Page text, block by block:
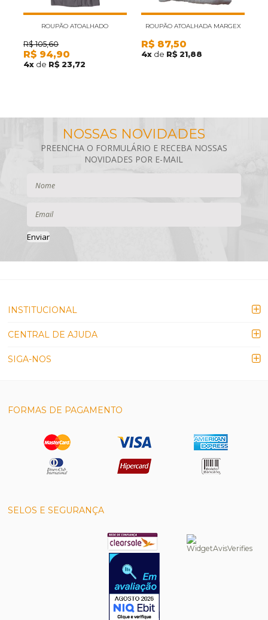
ROUPÃO ATOALHADO
SOFISTICATA CINZA ESCURO GG
R$ 105,60
R$ 94,90
4x de R$ 23,72
ROUPÃO ATOALHADA MARGEX
BRANCO UNICO
R$ 87,50
4x de R$ 21,88
Enviar
INSTITUCIONAL
CENTRAL DE AJUDA
SIGA-NOS
FORMAS DE PAGAMENTO
SELOS E SEGURANÇA